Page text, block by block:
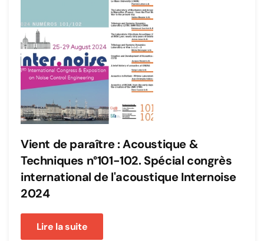
Vient de paraître : Acoustique &
Techniques n°101-102. Spécial congrès
international de l'acoustique Internoise
2024
Lire la suite